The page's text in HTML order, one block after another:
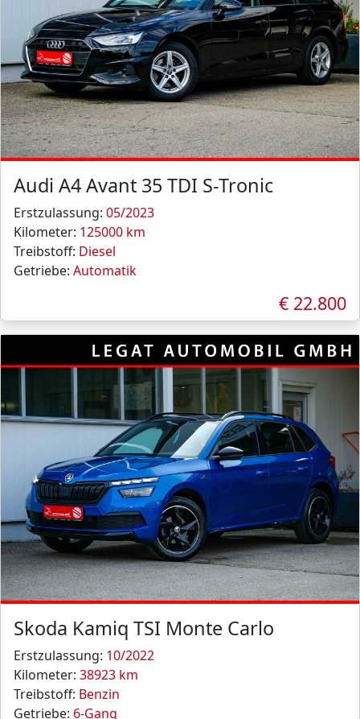
Audi A4 Avant 35 TDI S-Tronic
Erstzulassung: 05/2023
Kilometer: 125000 km
Treibstoff: Diesel
Getriebe: Automatik
€ 22.800
Skoda Kamiq TSI Monte Carlo
Erstzulassung: 10/2022
Kilometer: 38923 km
Treibstoff: Benzin
Getriebe: 6-Gang